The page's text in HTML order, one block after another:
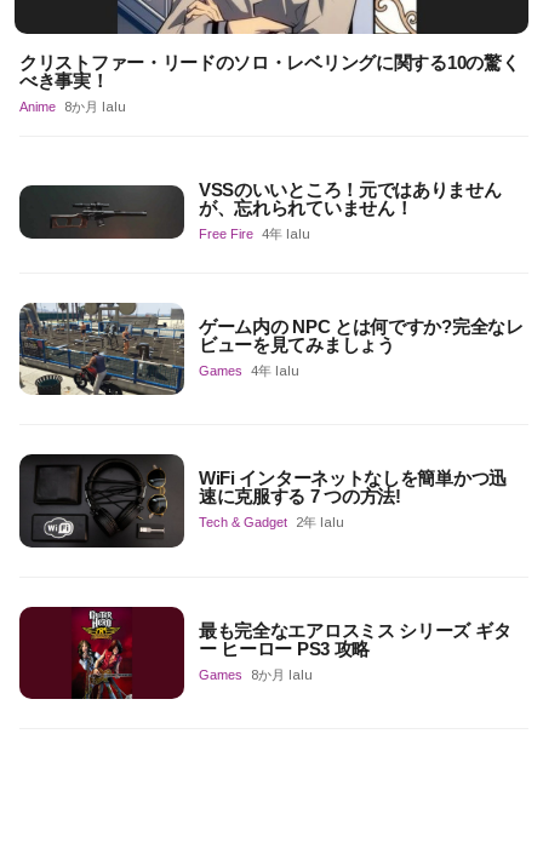
クリストファー・リードのソロ・レベリングに関する10の驚く
べき事実！
Anime 8か月 lalu
VSSのいいところ！元ではありません
が、忘れられていません！
Free Fire 4年 lalu
ゲーム内の NPC とは何ですか?完全なレ
ビューを見てみましょう
Games 4年 lalu
WiFi インターネットなしを簡単かつ迅
速に克服する 7 つの方法!
Tech & Gadget 2年 lalu
最も完全なエアロスミス シリーズ ギタ
ー ヒーロー PS3 攻略
Games 8か月 lalu